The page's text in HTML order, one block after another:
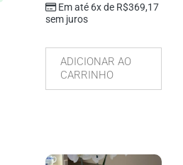
Em até 6x de R$369,17
sem juros
ADICIONAR AO
CARRINHO